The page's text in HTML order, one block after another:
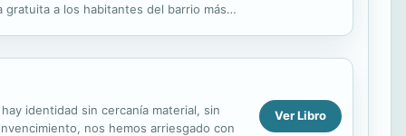
a los habitantes del barrio más
identidad sin cercanía material, sin
nos hemos arriesgado con
Ver Libro